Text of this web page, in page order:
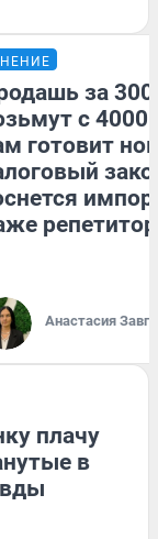
за
с
готовит
Анастасия
плачу
в